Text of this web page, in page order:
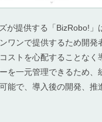
が提供する「BizRobo!」
ワンで提供するため開発
ストを心配することなく
を一元管理できるため、
能で、導入後の開発、推